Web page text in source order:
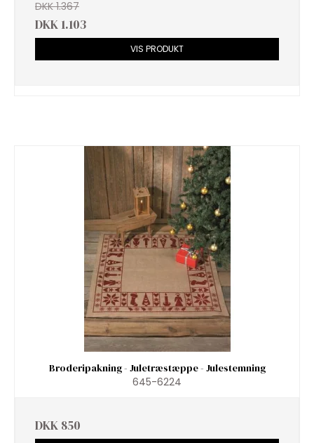
DKK 1.367
DKK 1.103
VIS PRODUKT
Broderipakning - Juletræstæppe - Julestemning
645-6224
DKK 850